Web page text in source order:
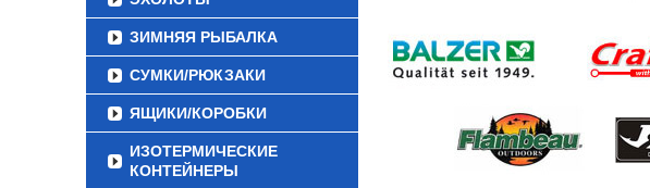
ЗИМНЯЯ РЫБАЛКА
СУМКИ/РЮКЗАКИ
ЯЩИКИ/КОРОБКИ
ИЗОТЕРМИЧЕСКИЕ
КОНТЕЙНЕРЫ